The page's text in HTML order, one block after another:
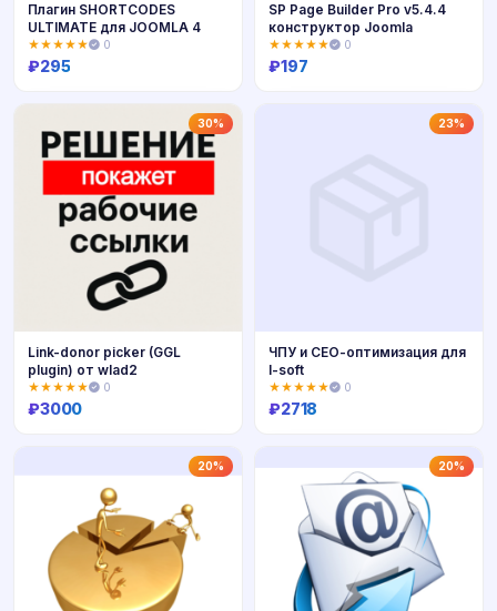
Плагин SHORTCODES
ULTIMATE для JOOMLA 4
★★★★★ 0
₽295
SP Page Builder Pro v5.4.4
конструктор Joomla
★★★★★ 0
₽197
30%
Link-donor picker (GGL
plugin) от wlad2
★★★★★ 0
₽3000
23%
ЧПУ и СЕО-оптимизация для
I-soft
★★★★★ 0
₽2718
20% 20%